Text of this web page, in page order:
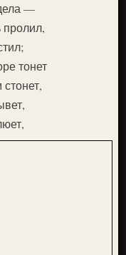
—
тонет